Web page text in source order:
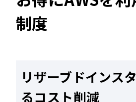
制度
リザーブドインス
るコスト削減